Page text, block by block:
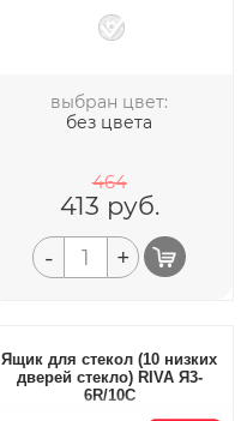
выбран цвет:
без цвета
464
413 руб.
- +
Ящик для стекол (10 низких
дверей стекло) RIVA Я3-
6R/10С